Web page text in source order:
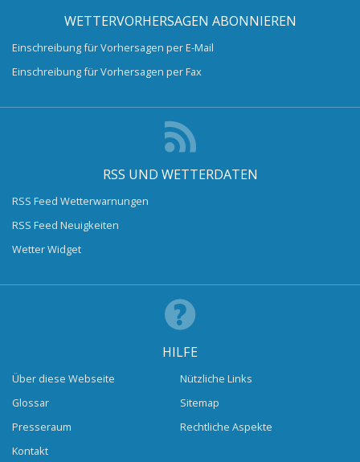
WETTERVORHERSAGEN ABONNIEREN
Einschreibung für Vorhersagen per E-Mail
Einschreibung für Vorhersagen per Fax
RSS UND WETTERDATEN
RSS Feed Wetterwarnungen
RSS Feed Neuigkeiten
Wetter Widget
HILFE
Über diese Webseite
Glossar
Presseraum
Kontakt
Nützliche Links
Sitemap
Rechtliche Aspekte